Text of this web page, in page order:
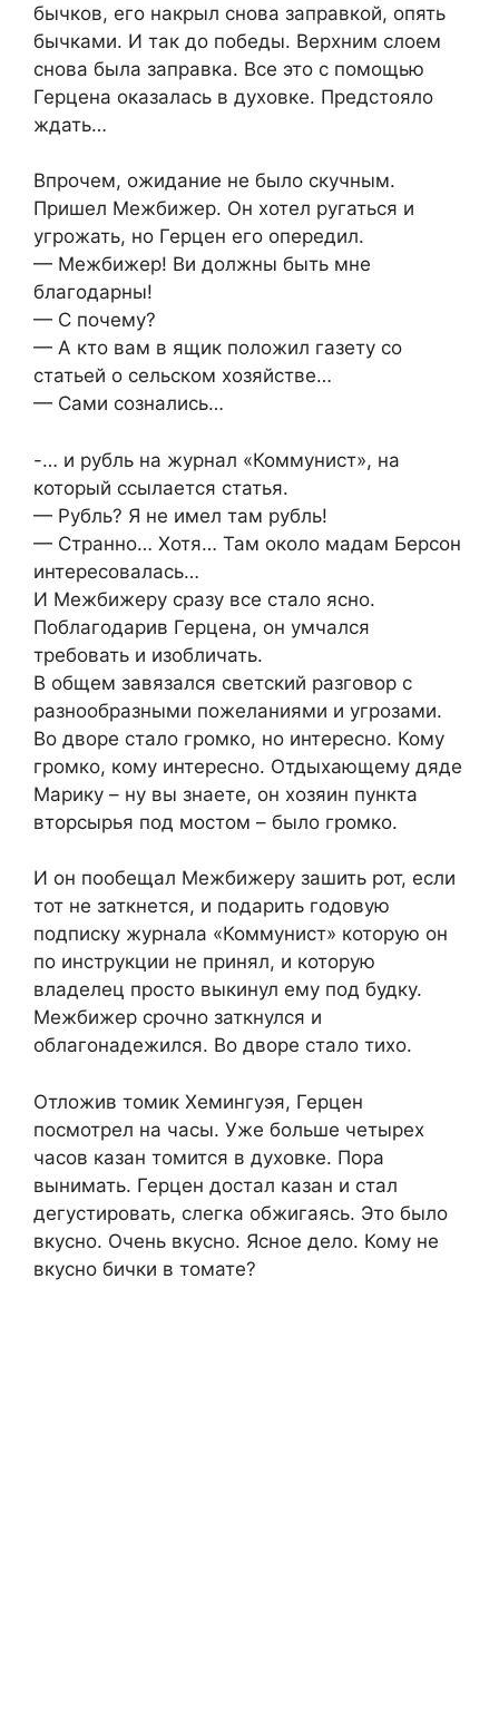
бычков, его накрыл снова заправкой, опять
бычками. И так до победы. Верхним слоем
снова была заправка. Все это с помощью
Герцена оказалась в духовке. Предстояло
ждать…
Впрочем, ожидание не было скучным.
Пришел Межбижер. Он хотел ругаться и
угрожать, но Герцен его опередил.
— Межбижер! Ви должны быть мне
благодарны!
— С почему?
— А кто вам в ящик положил газету со
статьей о сельском хозяйстве…
— Сами сознались…
-… и рубль на журнал «Коммунист», на
который ссылается статья.
— Рубль? Я не имел там рубль!
— Странно… Хотя… Там около мадам Берсон
интересовалась…
И Межбижеру сразу все стало ясно.
Поблагодарив Герцена, он умчался
требовать и изобличать.
В общем завязался светский разговор с
разнообразными пожеланиями и угрозами.
Во дворе стало громко, но интересно. Кому
громко, кому интересно. Отдыхающему дяде
Марику – ну вы знаете, он хозяин пункта
вторсырья под мостом – было громко.
И он пообещал Межбижеру зашить рот, если
тот не заткнется, и подарить годовую
подписку журнала «Коммунист» которую он
по инструкции не принял, и которую
владелец просто выкинул ему под будку.
Межбижер срочно заткнулся и
облагонадежился. Во дворе стало тихо.
Отложив томик Хемингуэя, Герцен
посмотрел на часы. Уже больше четырех
часов казан томится в духовке. Пора
вынимать. Герцен достал казан и стал
дегустировать, слегка обжигаясь. Это было
вкусно. Очень вкусно. Ясное дело. Кому не
вкусно бички в томате?